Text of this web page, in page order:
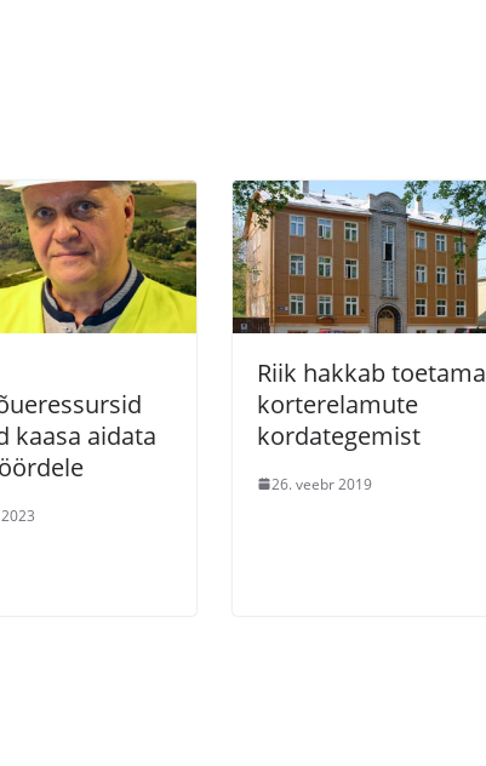
kaasa aidata
Riik hakkab toetama
korterelamute
kordategemist
26. veebr 2019